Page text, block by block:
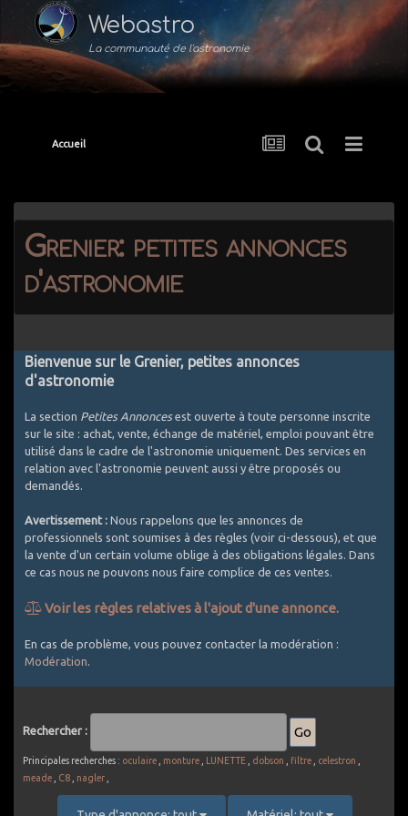
Webastro
La communauté de l'astronomie
Accueil
Grenier: petites annonces
d'astronomie
Bienvenue sur le Grenier, petites annonces
d'astronomie
La section Petites Annoncesest ouverte à toute personne inscrite
sur le site : achat, vente, échange de matériel, emploi pouvant être
utilisé dans le cadre de l'astronomie uniquement. Des services en
relation avec l'astronomie peuvent aussi y être proposés ou
demandés.
Avertissement : Nous rappelons que les annonces de
professionnels sont soumises à des règles (voir ci-dessous), et que
la vente d'un certain volume oblige à des obligations légales. Dans
ce cas nous ne pouvons nous faire complice de ces ventes.
Voir les règles relatives à l'ajout d'une annonce.
Comment bien utiliser les Petites Annonces ?
possible l'objet de l'annonce
le matériel photographique si spécifique astro (APN défiltrés,
filtres, intervallometre, objectifs avec bague raccord pour CCD
... ou packs comprenant au moins une composante témoignant
d'un usage astro). Le matériel photo généraliste est exclu (APN
batteries, sacs de transport, ...). Une petite exception pour les
En cas de problème, vous pouvez contacter la modération :
Modération.
Rechercher :
Principales recherches : oculaire monture LUNETTE dobson filtre celestron
meade
C8 nagler